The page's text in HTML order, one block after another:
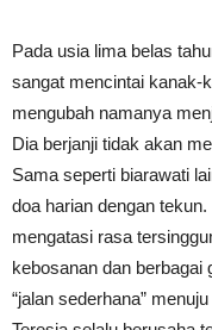
Pada usia lima belas
sangat mencintai kanak-
mengubah namanya
Dia berjanji tidak akan
Sama seperti biarawati
doa harian dengan
mengatasi rasa
kebosanan dan berbagai
“jalan sederhana”